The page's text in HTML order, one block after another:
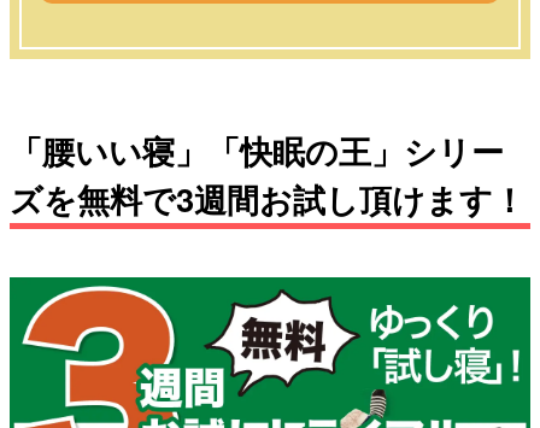
「腰いい寝」「快眠の王」シリー
ズを無料で3週間お試し頂けます！